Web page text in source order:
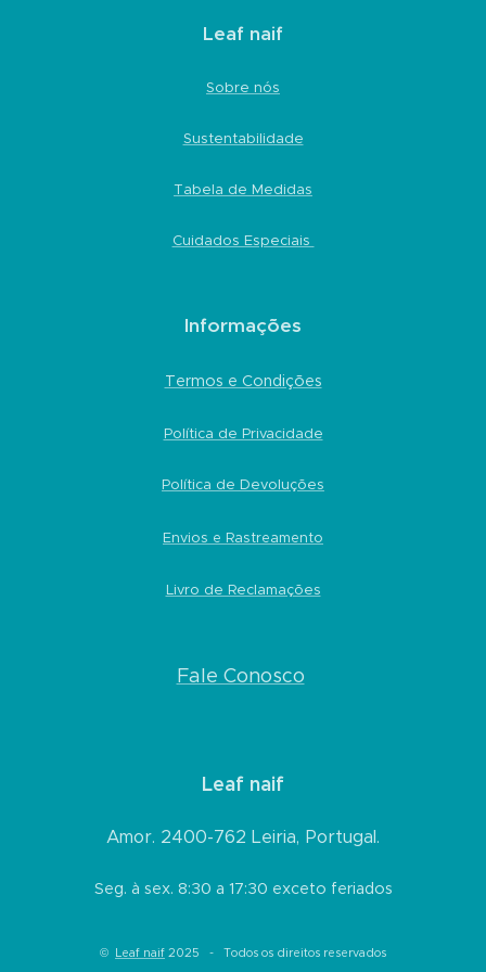
Leaf naif
Sobre nós
Sustentabilidade
Tabela de Medidas
Cuidados Especiais
Informações
Termos e Condições
Política de Privacidade
Política de Devoluções
Envios e Rastreamento
Livro de Reclamações
Fale Conosco
Leaf naif
Amor. 2400-762 Leiria, Portugal.
Seg. à sex. 8:30 a 17:30 exceto feriados
© Leaf naif 2025 - Todos os direitos reservados